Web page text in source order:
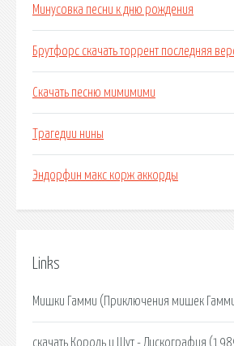
Минусовка песни к дню рождения
Брутфорс скачать торрент последняя
Скачать песню мимимими
Трагедии нины
Эндорфин макс корж аккорды
Links
Мишки Гамми (Приключения мишек
скачать Король и Шут - Дискография